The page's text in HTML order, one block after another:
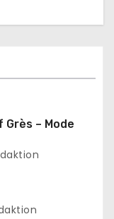
Grès – Mode